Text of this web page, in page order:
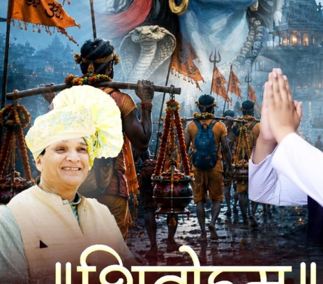
ने राष्ट्रीय प्रतियोगिता में गोल्ड मेडल प्राप्त कर अन्र्तराष्ट्रीय
की इस उपलब्धी पर संस्था प्राचार्य संदीप सक्सेना ने बधाई देते हुए कहा
से खिलाड़ी निश्चित ही सफलता हासिल कर स्वयं एवं संस्था का नाम रौशन
के छात्र ब्लेस पिता माया हरि नंदा ने मंदसौर में आयोजित राष्ट्रीय कराते खेल
नेपाल अन्र्तराष्ट्रीय प्रतियोगिता जो कि आगामी दिनों में नेपाल में आयोजित
अपने शहर व प्रदेश का नाम भी रोशन किया है। ब्लैस नंदा की सफलता पर
शुभकामनाऐं दी है।